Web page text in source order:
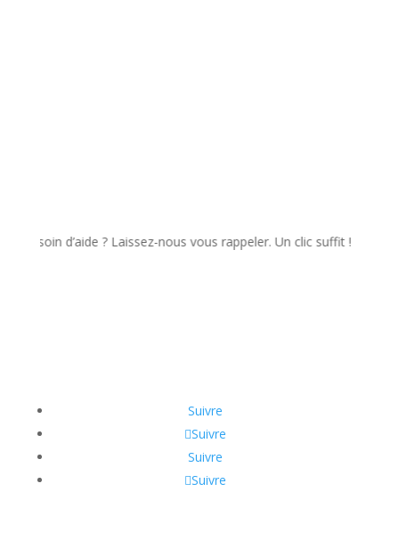
d’aide ? Laissez-nous vous rappeler. Un clic suffit !
Suivre
Suivre
Suivre
Suivre